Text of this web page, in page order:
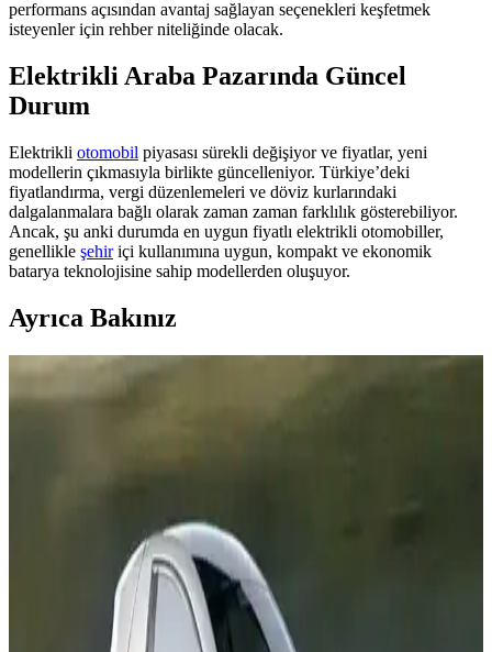
performans açısından avantaj sağlayan seçenekleri keşfetmek
isteyenler için rehber niteliğinde olacak.
Elektrikli Araba Pazarında Güncel
Durum
Elektrikli otomobil piyasası sürekli değişiyor ve fiyatlar, yeni
modellerin çıkmasıyla birlikte güncelleniyor. Türkiye’deki
fiyatlandırma, vergi düzenlemeleri ve döviz kurlarındaki
dalgalanmalara bağlı olarak zaman zaman farklılık gösterebiliyor.
Ancak, şu anki durumda en uygun fiyatlı elektrikli otomobiller,
genellikle şehiriçi kullanımına uygun, kompakt ve ekonomik
batarya teknolojisine sahip modellerden oluşuyor.
Ayrıca Bakınız
Türkiye'de 2025'te Elektrikli Araç Seçiminde
Dünyanın En İyi Elektrikli Arabası Seçenekleri ve
Sektördeki Lider Modeller
Elektrikli araç sektörü hızla gelişiyor. En iyi modeller, performans ve
teknoloji kriterleriyle öne çıkarken, sürdürülebilirlik ve inovasyon
odaklı seçenekler sunuyor.